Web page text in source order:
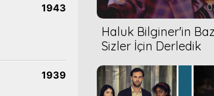
1943
1939
Haluk Bilginer'in
Sizler İçin Derledik